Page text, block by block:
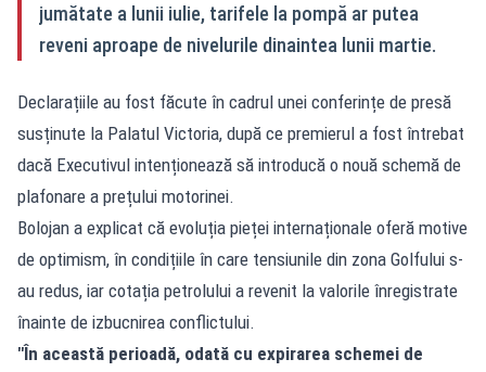
jumătate a lunii iulie, tarifele la pompă ar putea
reveni aproape de nivelurile dinaintea lunii martie.
Declarațiile au fost făcute în cadrul unei conferințe de presă
susținute la Palatul Victoria, după ce premierul a fost întrebat
dacă Executivul intenționează să introducă o nouă schemă de
plafonare a prețului motorinei.
Bolojan a explicat că evoluția pieței internaționale oferă motive
de optimism, în condițiile în care tensiunile din zona Golfului s-
au redus, iar cotația petrolului a revenit la valorile înregistrate
înainte de izbucnirea conflictului.
"În această perioadă, odată cu expirarea schemei de